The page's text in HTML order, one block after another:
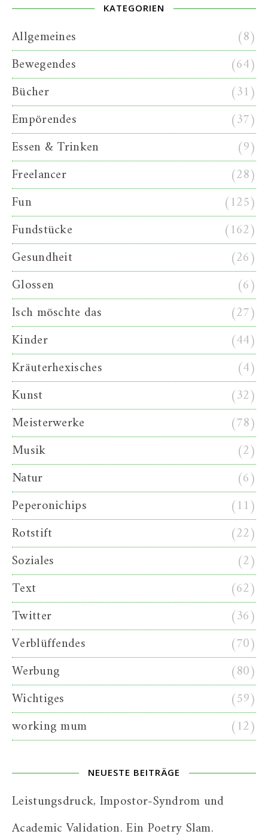
KATEGORIEN
Allgemeines
(8)
Bewegendes
(64)
Bücher
(31)
Empörendes
(37)
Essen & Trinken
(9)
Freelancer
(28)
Fun
(125)
Fundstücke
(162)
Gesundheit
(26)
Glossen
(6)
Isch möschte das
(27)
Kinder
(44)
Kräuterhexisches
(4)
Kunst
(32)
Meisterwerke
(78)
Musik
(2)
Natur
(6)
Peperonichips
(11)
Rotstift
(22)
Soziales
(2)
Text
(62)
Twitter
(36)
Verblüffendes
(70)
Werbung
(80)
Wichtiges
(59)
working mum
(12)
NEUESTE BEITRÄGE
Leistungsdruck, Impostor-Syndrom und
Academic Validation. Ein Poetry Slam.